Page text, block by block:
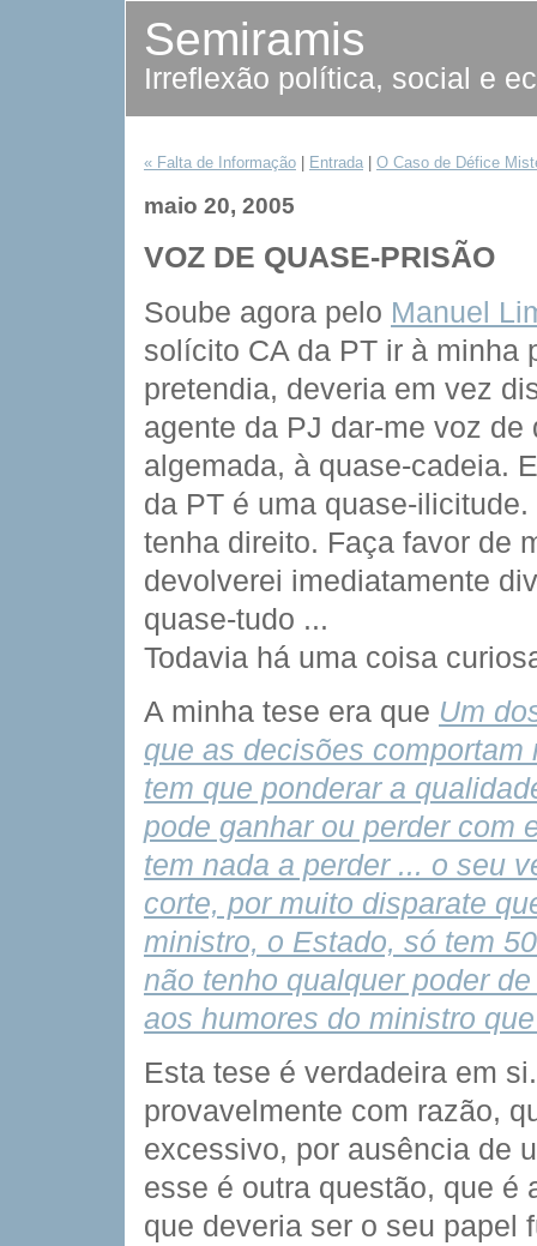
Semiramis
Irreflexão política, social e
« Falta de Informação Entrada O Caso de Défice
maio 20, 2005
VOZ DE QUASE-PRISÃO
Soube agora pelo Manuel
solícito CA da PT ir à minha
pretendia, deveria em vez
agente da PJ dar-me voz
algemada, à quase-cadeia.
da PT é uma quase-
tenha direito. Faça favor de
devolverei imediatamente
quase-tudo ...
Todavia há uma coisa
A minha tese era que  Um
que as decisões
tem que ponderar a
pode ganhar ou perder com
tem nada a perder ... o seu
corte, por muito disparate
ministro, o Estado, só tem
não tenho qualquer poder
aos humores do ministro
Esta tese é verdadeira em
provavelmente com razão,
excessivo, por ausência de
esse é outra questão, que é
que deveria ser o seu papel